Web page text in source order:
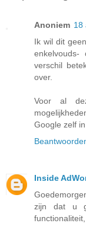
Anoniem 18
Ik wil dit
verschil
over.
Voor al
Google zelf
Inside
zijn dat u